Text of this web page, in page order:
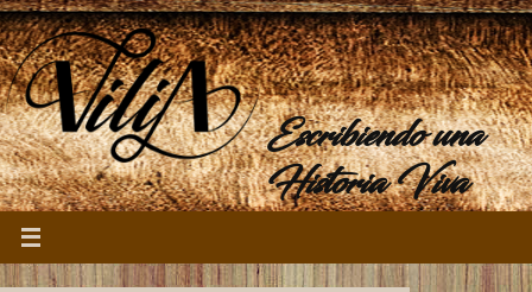
Escribiendo una
Historia Viva